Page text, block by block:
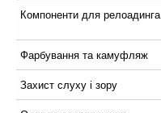
Компоненти для релоадинга
Фарбування та камуфляж
Захист слуху і зору